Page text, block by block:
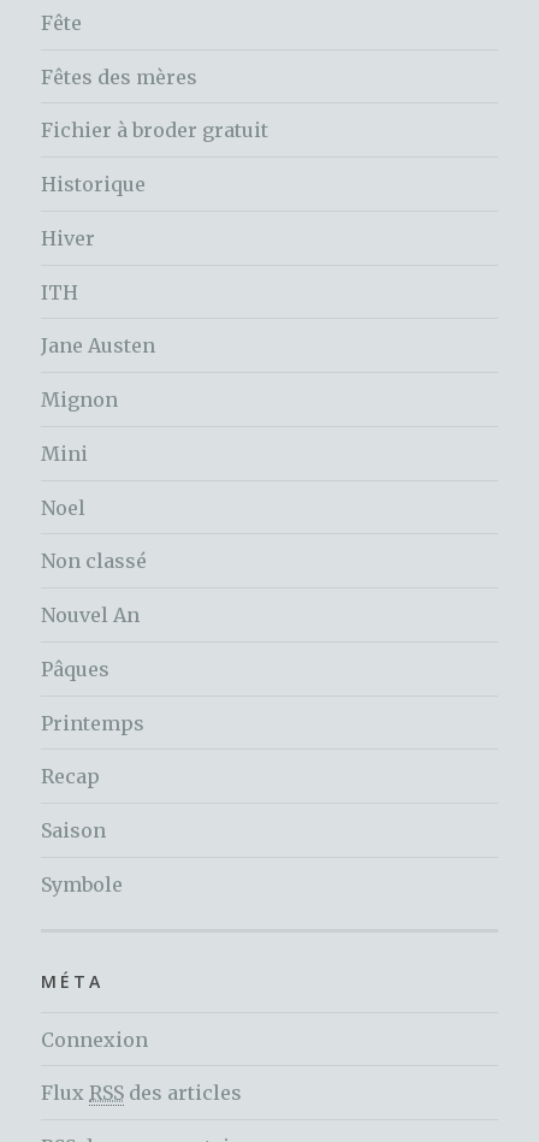
Fête
Fêtes des mères
Fichier à broder gratuit
Historique
Hiver
ITH
Jane Austen
Mignon
Mini
Noel
Non classé
Nouvel An
Pâques
Printemps
Recap
Saison
Symbole
MÉTA
Connexion
Flux RSS des articles